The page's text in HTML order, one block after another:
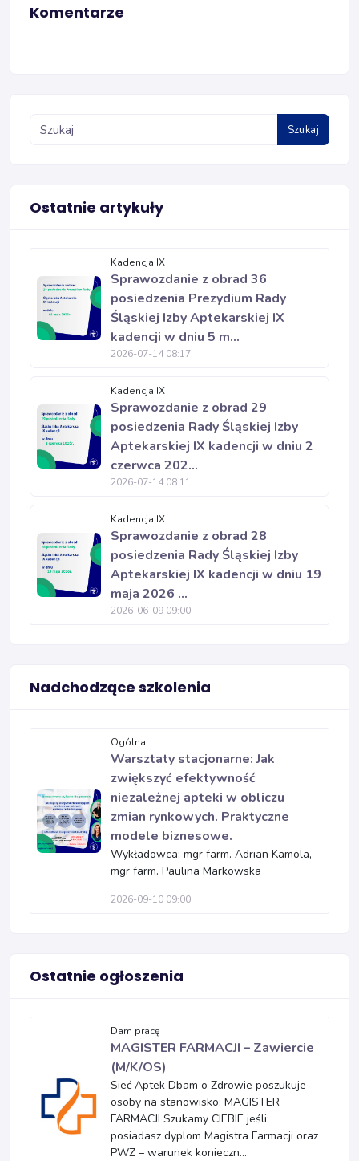
Komentarze
Szukaj
Ostatnie artykuły
Kadencja IX
Sprawozdanie z obrad 36
posiedzenia Prezydium Rady
Śląskiej Izby Aptekarskiej IX
kadencji w dniu 5 m...
2026-07-14 08:17
Kadencja IX
Sprawozdanie z obrad 29
posiedzenia Rady Śląskiej Izby
Aptekarskiej IX kadencji w dniu 2
czerwca 202...
2026-07-14 08:11
Kadencja IX
Sprawozdanie z obrad 28
posiedzenia Rady Śląskiej Izby
Aptekarskiej IX kadencji w dniu 19
maja 2026 ...
2026-06-09 09:00
Nadchodzące szkolenia
Ogólna
Warsztaty stacjonarne: Jak
zwiększyć efektywność
niezależnej apteki w obliczu
zmian rynkowych. Praktyczne
modele biznesowe.
Wykładowca: mgr farm. Adrian Kamola,
mgr farm. Paulina Markowska
2026-09-10 09:00
Ostatnie ogłoszenia
Dam pracę
MAGISTER FARMACJI – Zawiercie
(M/K/OS)
Sieć Aptek Dbam o Zdrowie poszukuje
osoby na stanowisko: MAGISTER
FARMACJI Szukamy CIEBIE jeśli:
posiadasz dyplom Magistra Farmacji oraz
PWZ – warunek konieczn...